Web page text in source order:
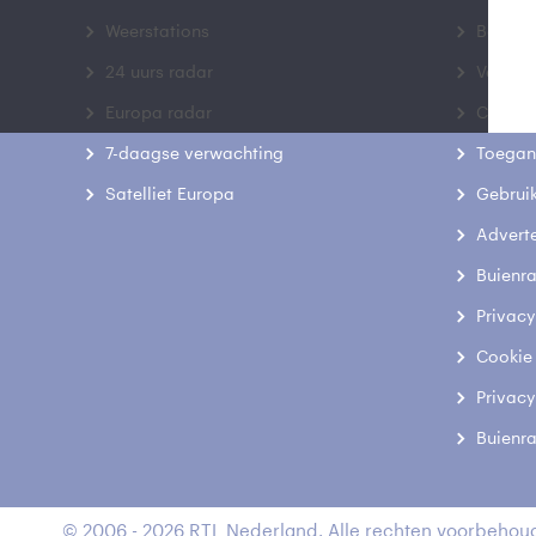
Weerstations
24 uurs radar
Europa radar
7-daagse verwachting
Satelliet Europa
Contact
© 2006 - 2026 RTL Nederland. Alle rechten